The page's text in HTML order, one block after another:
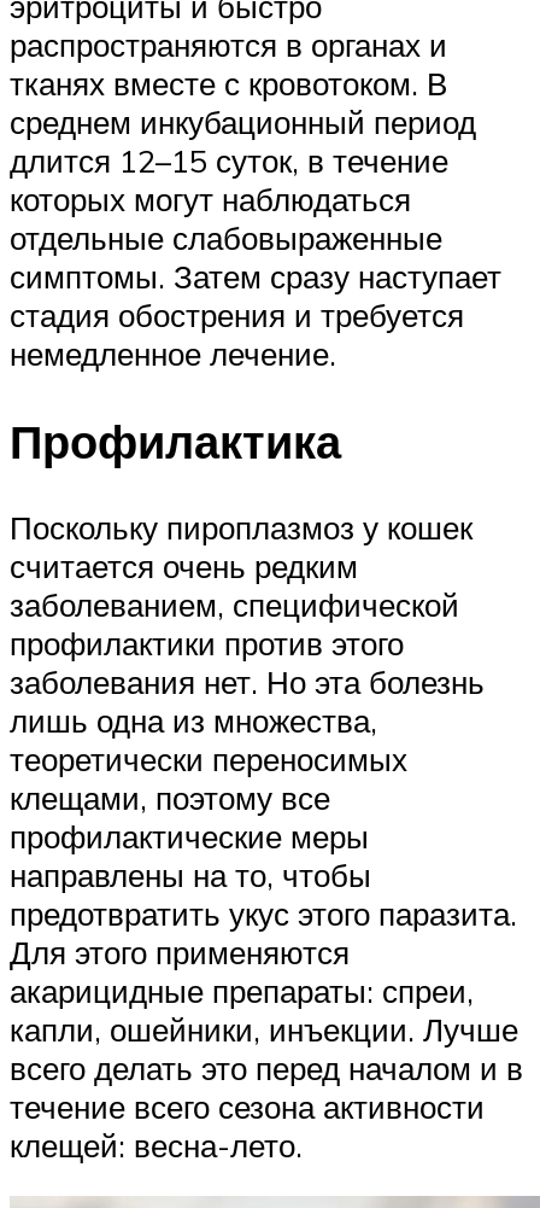
распространяются в органах и
тканях вместе с кровотоком. В
среднем инкубационный период
длится 12–15 суток, в течение
которых могут наблюдаться
отдельные слабовыраженные
симптомы. Затем сразу наступает
стадия обострения и требуется
немедленное лечение.
Профилактика
Поскольку пироплазмоз у кошек
считается очень редким
заболеванием, специфической
профилактики против этого
заболевания нет. Но эта болезнь
лишь одна из множества,
теоретически переносимых
клещами, поэтому все
профилактические меры
направлены на то, чтобы
предотвратить укус этого паразита.
Для этого применяются
акарицидные препараты: спреи,
капли, ошейники, инъекции. Лучше
всего делать это перед началом и в
течение всего сезона активности
клещей: весна-лето.